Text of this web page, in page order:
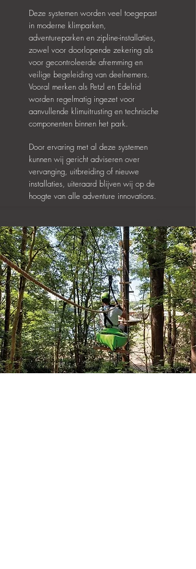
Deze systemen worden veel toegepast
in moderne klimparken,
adventureparken en zipline-installaties,
zowel voor doorlopende zekering als
voor gecontroleerde afremming en
veilige begeleiding van deelnemers.
Vooral merken als Petzl en Edelrid
worden regelmatig ingezet voor
aanvullende klimuitrusting en technische
componenten binnen het park.
Door ervaring met al deze systemen
kunnen wij gericht adviseren over
vervanging, uitbreiding of nieuwe
installaties, uiteraard blijven wij op de
hoogte van alle adventure innovations.